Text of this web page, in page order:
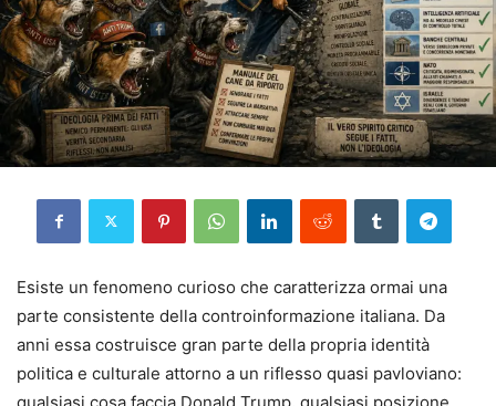
Esiste un fenomeno curioso che caratterizza ormai una
parte consistente della controinformazione italiana. Da
anni essa costruisce gran parte della propria identità
politica e culturale attorno a un riflesso quasi pavloviano: